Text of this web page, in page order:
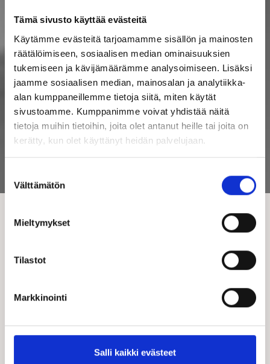
Tämä sivusto käyttää evästeitä
Käytämme evästeitä tarjoamamme sisällön ja mainosten
räätälöimiseen, sosiaalisen median ominaisuuksien
tukemiseen ja kävijämäärämme analysoimiseen. Lisäksi
jaamme sosiaalisen median, mainosalan ja analytiikka-
alan kumppaneillemme tietoja siitä, miten käytät
sivustoamme. Kumppanimme voivat yhdistää näitä
tietoja muihin tietoihin, joita olet antanut heille tai joita on
kerätty, kun olet käyttänyt heidän palvelujaan.
valinta
Välttämätön
Mieltymykset
Tilastot
Markkinointi
Salli kaikki evästeet
talotekniikkapalvelut
Kastellin Muuttovalmis- ja Viittä vaille valmis -talotoimituksiin
kuuluu Kastellin oman talotekniikkaorganisaation toteuttama
talotekniikka (LVIS- eli lämmitys-, vesijohto-, ilmanvaihto- ja